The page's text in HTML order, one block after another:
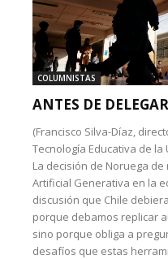
COLUMNISTAS
ANTES DE
(Francisco Silva-Díaz,
Tecnología Educativa de
La decisión de Noruega
Artificial Generativa en la
discusión que Chile
porque debamos replicar
sino porque obliga a
desafíos que estas